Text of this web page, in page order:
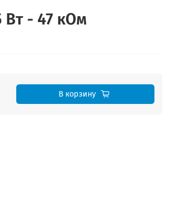
Вт - 47 кОм
В корзину